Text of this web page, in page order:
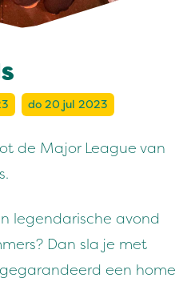
do 20 jul 2023
de Major League van
legendarische avond
Dan sla je met
een home